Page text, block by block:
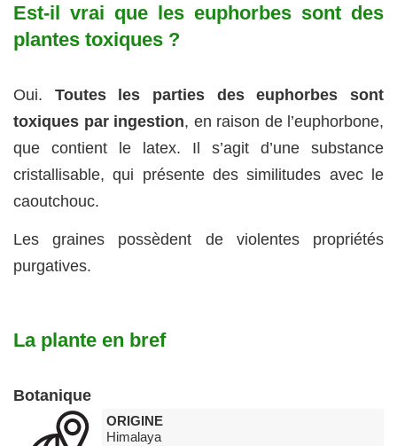
Est-il vrai que les euphorbes sont des
plantes toxiques ?
Oui. Toutes les parties des euphorbes sont
toxiques par ingestion, en raison de l’euphorbone,
que contient le latex. Il s’agit d’une substance
cristallisable, qui présente des similitudes avec le
caoutchouc.
Les graines possèdent de violentes propriétés
purgatives.
La plante en bref
Botanique
ORIGINE
Himalaya